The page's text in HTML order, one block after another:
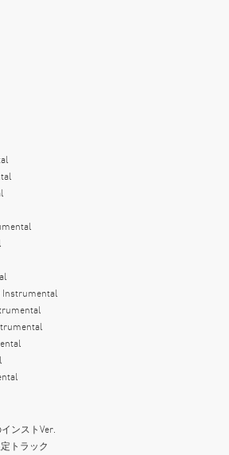
Instrumental
ンストVer.
トラック